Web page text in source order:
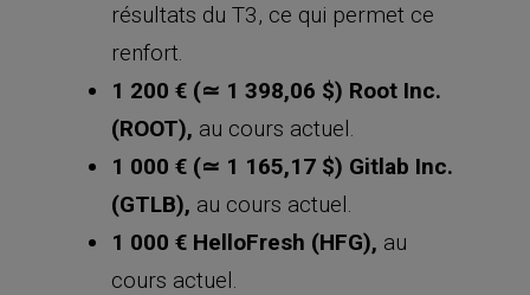
résultats du T3, ce qui permet ce
renfort.
1 200 € (≃ 1 398,06 $) Root Inc.
(ROOT), au cours actuel.
1 000 € (≃ 1 165,17 $) Gitlab Inc.
(GTLB), au cours actuel.
1 000 € HelloFresh (HFG), au
cours actuel.